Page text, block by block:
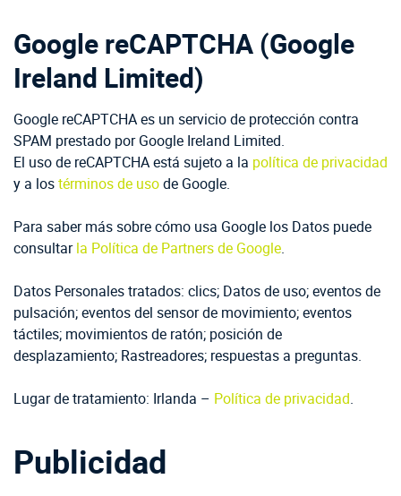
Google reCAPTCHA (Google
Ireland Limited)
Google reCAPTCHA es un servicio de protección contra
SPAM prestado por Google Ireland Limited.
El uso de reCAPTCHA está sujeto a la política de privacidad
y a lostérminos de usode Google.
Para saber más sobre cómo usa Google los Datos puede
consultarla Política de Partners de Google.
Datos Personales tratados: clics; Datos de uso; eventos de
pulsación; eventos del sensor de movimiento; eventos
táctiles; movimientos de ratón; posición de
desplazamiento; Rastreadores; respuestas a preguntas.
Lugar de tratamiento: Irlanda – Política de privacidad.
Publicidad